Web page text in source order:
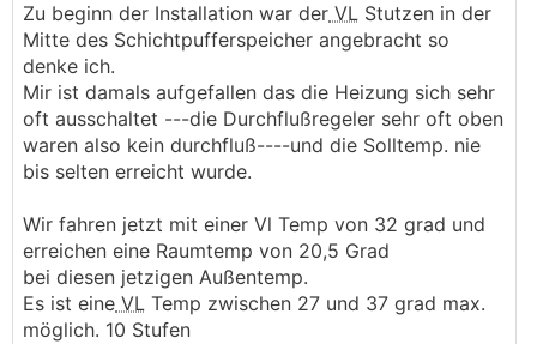
Zu beginn der Installation war der VL Stutzen in der
Mitte des Schichtpufferspeicher angebracht so
denke ich.
Mir ist damals aufgefallen das die Heizung sich sehr
oft ausschaltet ---die Durchflußregeler sehr oft oben
waren also kein durchfluß----und die Solltemp. nie
bis selten erreicht wurde.
Wir fahren jetzt mit einer Vl Temp von 32 grad und
erreichen eine Raumtemp von 20,5 Grad
bei diesen jetzigen Außentemp.
Es ist eine VL Temp zwischen 27 und 37 grad max.
möglich. 10 Stufen